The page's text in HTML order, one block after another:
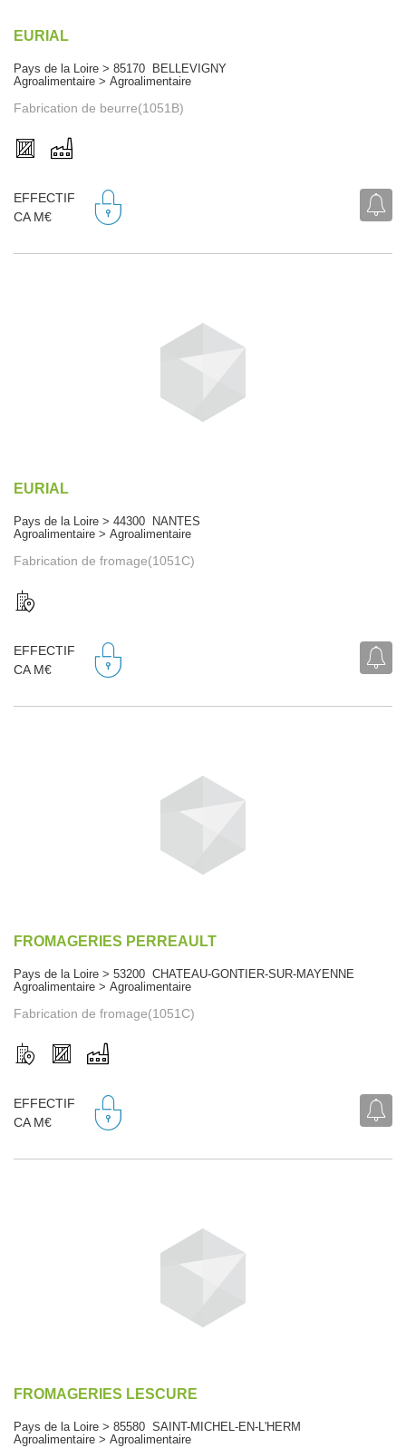
EURIAL
Pays de la Loire > 85170 BELLEVIGNY
Agroalimentaire > Agroalimentaire
Fabrication de beurre(1051B)
EFFECTIF
CA M€
EURIAL
Pays de la Loire > 44300 NANTES
Agroalimentaire > Agroalimentaire
Fabrication de fromage(1051C)
EFFECTIF
CA M€
FROMAGERIES PERREAULT
Pays de la Loire > 53200 CHATEAU-GONTIER-SUR-MAYENNE
Agroalimentaire > Agroalimentaire
Fabrication de fromage(1051C)
EFFECTIF
CA M€
FROMAGERIES LESCURE
Pays de la Loire > 85580 SAINT-MICHEL-EN-L'HERM
Agroalimentaire > Agroalimentaire